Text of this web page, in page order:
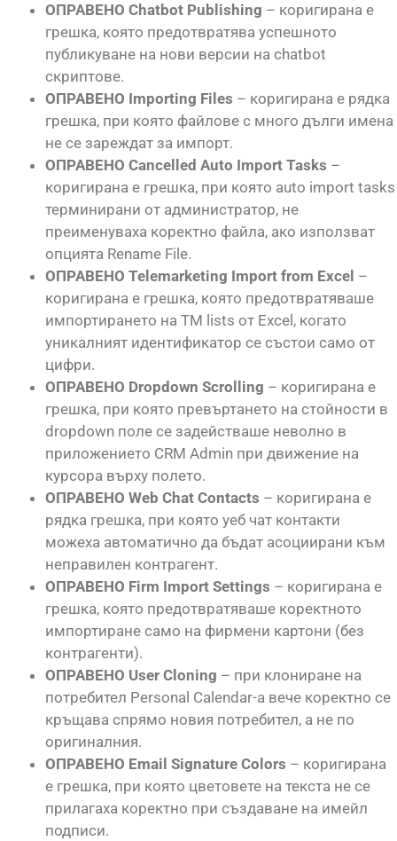
ОПРАВЕНО Chatbot Publishing – коригирана е
грешка, която предотвратява успешното
публикуване на нови версии на chatbot
скриптове.
ОПРАВЕНО Importing Files – коригирана е рядка
грешка, при която файлове с много дълги имена
не се зареждат за импорт.
ОПРАВЕНО Cancelled Auto Import Tasks –
коригирана е грешка, при която auto import tasks
терминирани от администратор, не
преименуваха коректно файла, ако използват
опцията Rename File.
ОПРАВЕНО Telemarketing Import from Excel –
коригирана е грешка, която предотвратяваше
импортирането на TM lists от Excel, когато
уникалният идентификатор се състои само от
цифри.
ОПРАВЕНО Dropdown Scrolling – коригирана е
грешка, при която превъртането на стойности в
dropdown поле се задействаше неволно в
приложението CRM Admin при движение на
курсора върху полето.
ОПРАВЕНО Web Chat Contacts – коригирана е
рядка грешка, при която уеб чат контакти
можеха автоматично да бъдат асоциирани към
неправилен контрагент.
ОПРАВЕНО Firm Import Settings – коригирана е
грешка, която предотвратяваше коректното
импортиране само на фирмени картони (без
контрагенти).
ОПРАВЕНО User Cloning – при клониране на
потребител Personal Calendar-a вече коректно се
кръщава спрямо новия потребител, а не по
оригиналния.
ОПРАВЕНО Email Signature Colors – коригирана
е грешка, при която цветовете на текста не се
прилагаха коректно при създаване на имейл
подписи.